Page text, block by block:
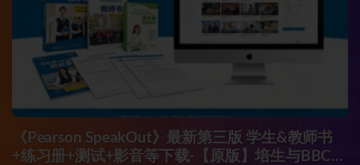
《Pearson SpeakOut》最新第三版 学生&教师书
+练习册+测试+影音等下载-【原版】培生与BBC联